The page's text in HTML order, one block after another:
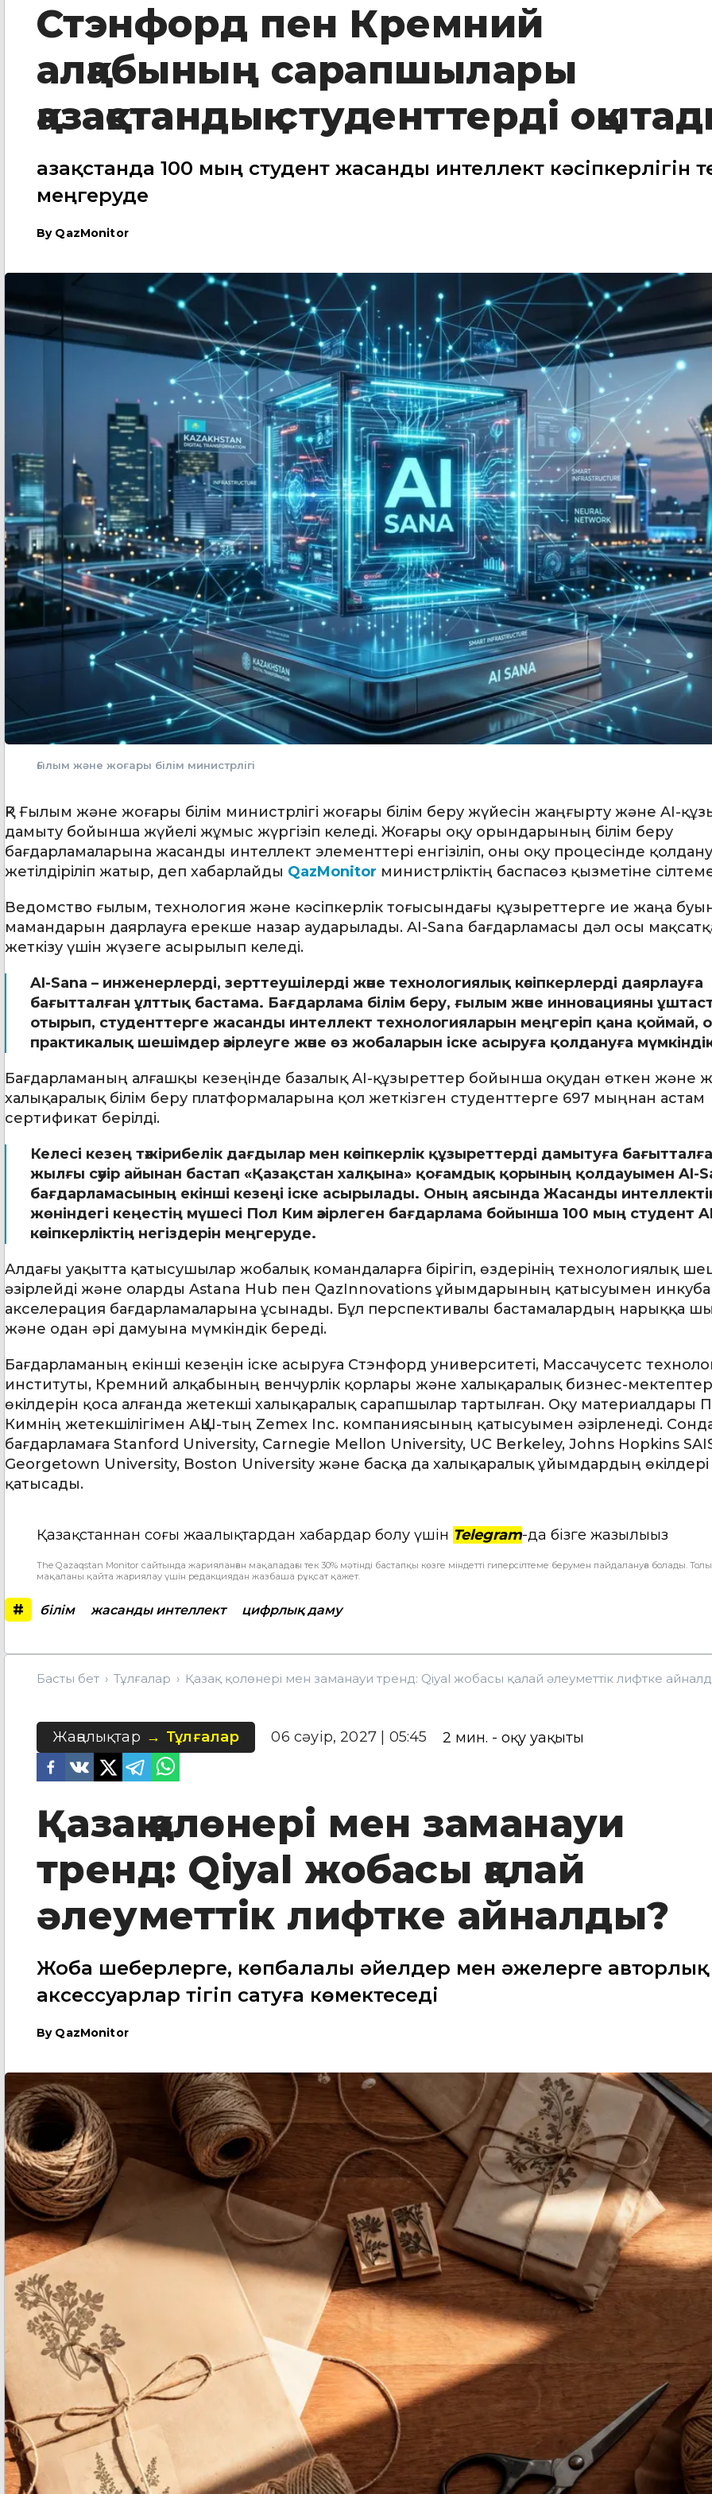
Стэнфорд пен Кремний
алқабының сарапшылары
қазақстандық студенттерді
Қазақстанда 100 мың студент жасанды интеллект кәсіпкерлігін
меңгеруде
By QazMonitor
Ғылым және жоғары білім министрлігі
ҚР Ғылым және жоғары білім министрлігі жоғары білім беру жүйесін жаңғырту және AI-
дамыту бойынша жүйелі жұмыс жүргізіп келеді. Жоғары оқу орындарының білім беру
бағдарламаларына жасанды интеллект элементтері енгізіліп, оны оқу процесінде қолдану
жетілдіріліп жатыр, деп хабарлайды QazMonitor министрліктің баспасөз қызметіне
Ведомство ғылым, технология және кәсіпкерлік тоғысындағы құзыреттерге ие жаңа
мамандарын даярлауға ерекше назар аударылады. AI-Sana бағдарламасы дәл осы
жеткізу үшін жүзеге асырылып келеді.
AI-Sana – инженерлерді, зерттеушілерді және технологиялық кәсіпкерлерді даярлауға
бағытталған ұлттық бастама. Бағдарлама білім беру, ғылым және инновацияны
отырып, студенттерге жасанды интеллект технологияларын меңгеріп қана қоймай,
практикалық шешімдер әзірлеуге және өз жобаларын іске асыруға қолдануға
Бағдарламаның алғашқы кезеңінде базалық AI-құзыреттер бойынша оқудан өткен және
халықаралық білім беру платформаларына қол жеткізген студенттерге 697 мыңнан астам
сертификат берілді.
Келесі кезең тәжірибелік дағдылар мен кәсіпкерлік құзыреттерді дамытуға
жылғы сәуір айынан бастап «Қазақстан халқына» қоғамдық қорының қолдауымен AI-
бағдарламасының екінші кезеңі іске асырылады. Оның аясында Жасанды
жөніндегі кеңестің мүшесі Пол Ким әзірлеген бағдарлама бойынша 100 мың студент
кәсіпкерліктің негіздерін меңгеруде.
Алдағы уақытта қатысушылар жобалық командаларға бірігіп, өздерінің технологиялық
әзірлейді және оларды Astana Hub пен QazInnovations ұйымдарының қатысуымен
акселерация бағдарламаларына ұсынады. Бұл перспективалы бастамалардың нарыққа
және одан әрі дамуына мүмкіндік береді.
Бағдарламаның екінші кезеңін іске асыруға Стэнфорд университеті, Массачусетс
институты, Кремний алқабының венчурлік қорлары және халықаралық бизнес-
өкілдерін қоса алғанда жетекші халықаралық сарапшылар тартылған. Оқу материалдары
Кимнің жетекшілігімен АҚШ-тың Zemex Inc. компаниясының қатысуымен әзірленеді.
бағдарламаға Stanford University, Carnegie Mellon University, UC Berkeley, Johns Hopkins
Georgetown University, Boston University және басқа да халықаралық ұйымдардың өкілдері
қатысады.
Қазақстаннан соңғы жаңалықтардан хабардар болу үшін Telegram-да бізге жазылыңыз
The Qazaqstan Monitor сайтында жарияланған мақаладағы тек 30% мәтінді бастапқы көзге міндетті гиперсілтеме берумен пайдалануға болады.
мақаланы қайта жариялау үшін редакциядан жазбаша рұқсат қажет.
# білім жасанды интеллект цифрлық даму
Басты бет Тұлғалар Қазақ қолөнері мен заманауи тренд: Qiyal жобасы қалай әлеуметтік лифтке
Жаңалықтар Тұлғалар 06 сәуір, 2027 | 05:45 2 мин. - оқу уақыты
Қазақ қолөнері мен заманауи
тренд: Qiyal жобасы қалай
әлеуметтік лифтке айналды?
Жоба шеберлерге, көпбалалы әйелдер мен әжелерге авторлық
аксессуарлар тігіп сатуға көмектеседі
By QazMonitor